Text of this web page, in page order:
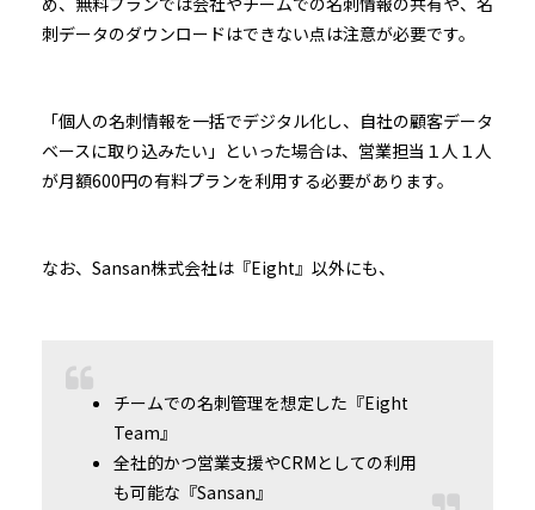
刺データのダウンロードはできない点は注意が必要です。
「個人の名刺情報を一括でデジタル化し、自社の顧客データ
ベースに取り込みたい」といった場合は、営業担当１人１人
が月額600円の有料プランを利用する必要があります。
なお、Sansan株式会社は『Eight』以外にも、
チームでの名刺管理を想定した『Eight
Team』
全社的かつ営業支援やCRMとしての利用
も可能な『Sansan』